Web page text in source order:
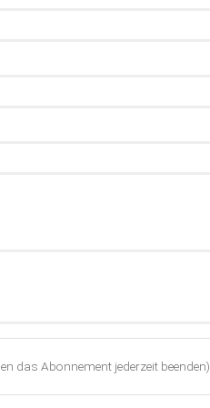
das Abonnement jederzeit beenden)